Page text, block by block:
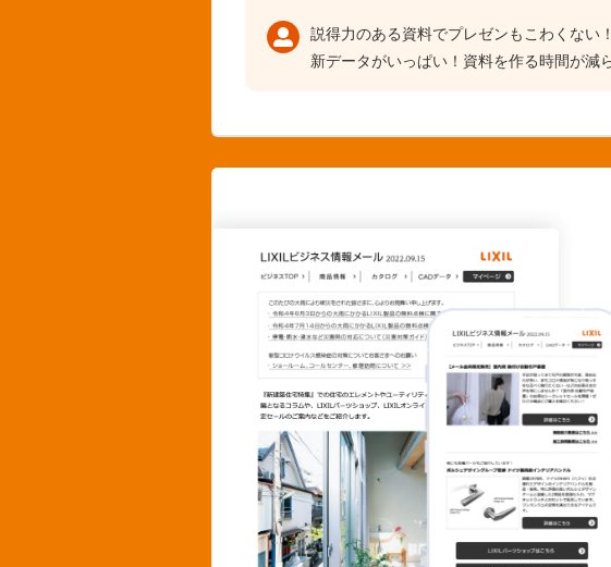
説得力のある資料でプレゼンもこわくない
新データがいっぱい！資料を作る時間が減